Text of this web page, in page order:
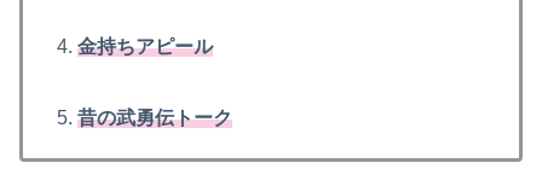
金持ちアピール
昔の武勇伝トーク